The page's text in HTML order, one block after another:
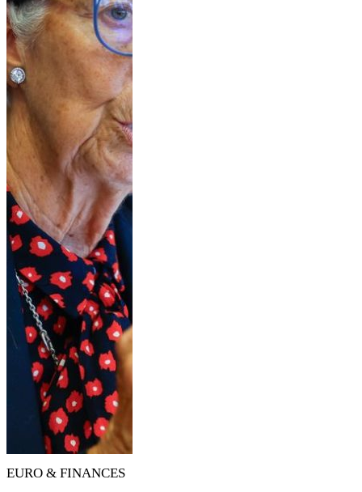
EURO & FINANCES